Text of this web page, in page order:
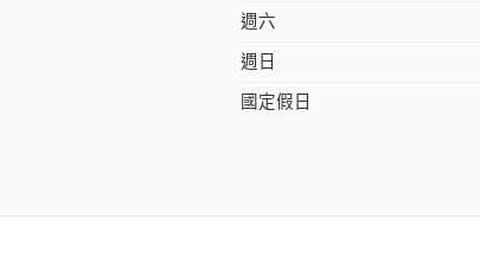
週六
週日
國定假日